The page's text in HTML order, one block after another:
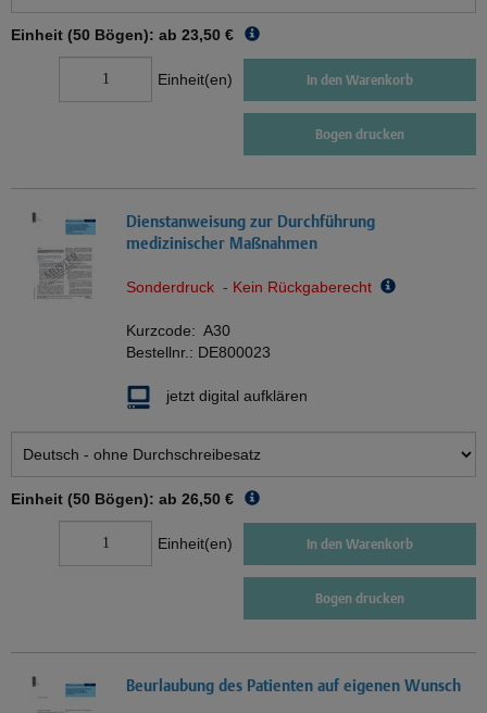
Einheit (50 Bögen): ab 23,50 €
Einheit(en) In den Warenkorb
Bogen drucken
Dienstanweisung zur Durchführung
medizinischer Maßnahmen
Sonderdruck - Kein Rückgaberecht
Kurzcode: A30
Bestellnr.: DE800023
jetzt digital aufklären
Einheit (50 Bögen): ab 26,50 €
Einheit(en) In den Warenkorb
Bogen drucken
Beurlaubung des Patienten auf eigenen Wunsch